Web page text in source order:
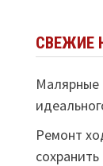
СВЕЖИЕ
Малярные
Ремонт